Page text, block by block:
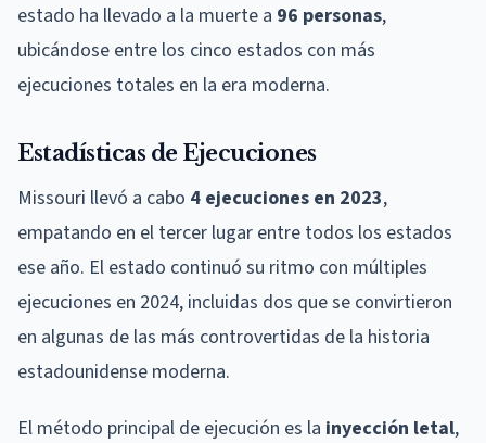
estado ha llevado a la muerte a 96 personas,
ubicándose entre los cinco estados con más
ejecuciones totales en la era moderna.
Estadísticas de Ejecuciones
Missouri llevó a cabo 4 ejecuciones en 2023,
empatando en el tercer lugar entre todos los estados
ese año. El estado continuó su ritmo con múltiples
ejecuciones en 2024, incluidas dos que se convirtieron
en algunas de las más controvertidas de la historia
estadounidense moderna.
El método principal de ejecución es la inyección letal,